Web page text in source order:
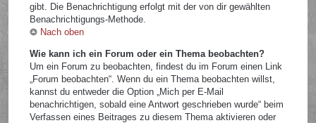
gibt. Die Benachrichtigung erfolgt mit der von dir gewählten
Benachrichtigungs-Methode.
Nach oben
Wie kann ich ein Forum oder ein Thema beobachten?
Um ein Forum zu beobachten, findest du im Forum einen Link
„Forum beobachten“. Wenn du ein Thema beobachten willst,
kannst du entweder die Option „Mich per E-Mail
benachrichtigen, sobald eine Antwort geschrieben wurde“ beim
Verfassen eines Beitrages zu diesem Thema aktivieren oder